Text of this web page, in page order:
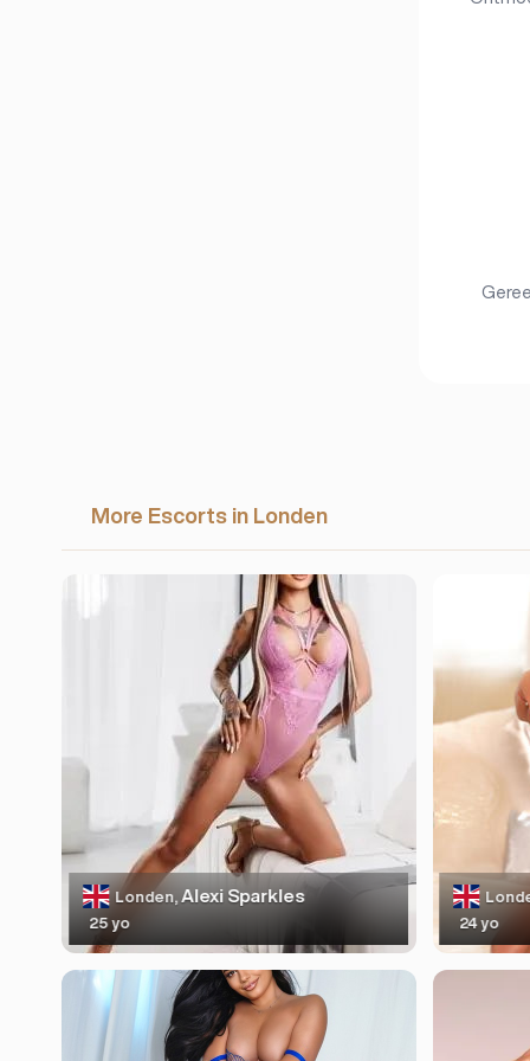
More Escorts in Londen
Londen,Alexi Sparkles
25 yo 24 yo